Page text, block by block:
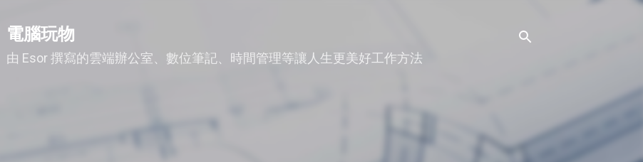
電腦玩物
由 Esor 撰寫的雲端辦公室、數位筆記、時間管理等讓人生更美好工作方法